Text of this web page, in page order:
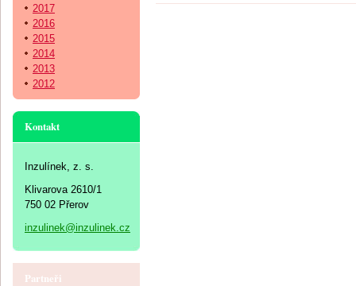
2017
2016
2015
2014
2013
2012
Kontakt
Inzulínek, z. s.
Klivarova 2610/1
750 02 Přerov
inzulinek@inzulinek.cz
Partneři